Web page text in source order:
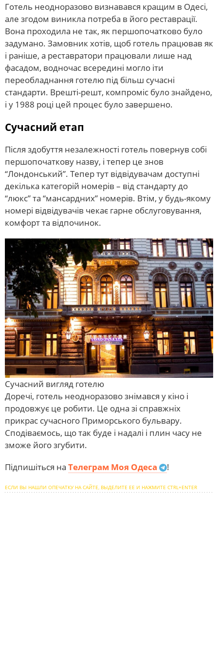
Готель неодноразово визнавався кращим в Одесі,
але згодом виникла потреба в його реставрації.
Вона проходила не так, як першопочатково було
задумано. Замовник хотів, щоб готель працював як
і раніше, а реставратори працювали лише над
фасадом, водночас всередині могло іти
переобладнання готелю під більш сучасні
стандарти. Врешті-решт, компроміс було знайдено,
і у 1988 році цей процес було завершено.
Сучасний етап
Після здобуття незалежності готель повернув собі
першопочаткову назву, і тепер це знов
“Лондонський”. Тепер тут відвідувачам доступні
декілька категорій номерів – від стандарту до
“люкс” та “мансардних” номерів. Втім, у будь-якому
номері відвідувачів чекає гарне обслуговування,
комфорт та відпочинок.
Сучасний вигляд готелю
Доречі, готель неодноразово знімався у кіно і
продовжує це робити. Це одна зі справжніх
прикрас сучасного Приморського бульвару.
Сподіваємось, що так буде і надалі і плин часу не
зможе його згубити.
Підпишіться на Телеграм Моя Одеса !
ЕСЛИ ВЫ НАШЛИ ОПЕЧАТКУ НА САЙТЕ, ВЫДЕЛИТЕ ЕЕ И НАЖМИТЕ CTRL+ENTER